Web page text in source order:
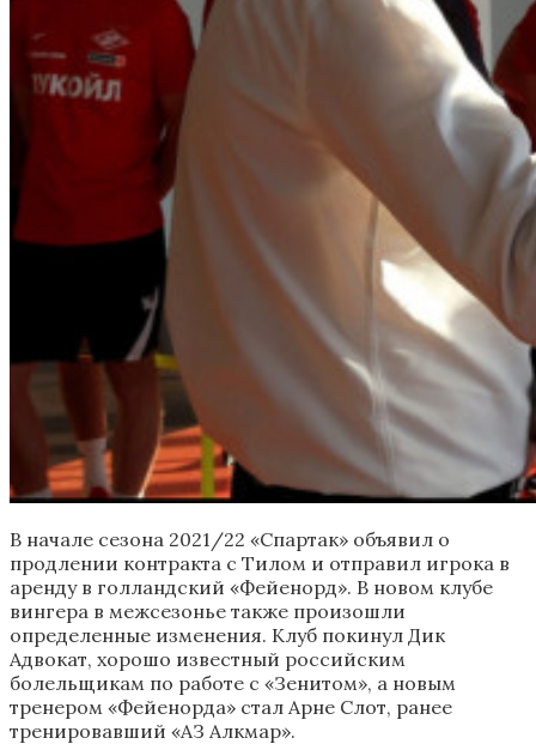
В начале сезона 2021/22 «Спартак» объявил о
продлении контракта с Тилом и отправил игрока в
аренду в голландский «Фейенорд». В новом клубе
вингера в межсезонье также произошли
определенные изменения. Клуб покинул Дик
Адвокат, хорошо известный российским
болельщикам по работе с «Зенитом», а новым
тренером «Фейенорда» стал Арне Слот, ранее
тренировавший «АЗ Алкмар».